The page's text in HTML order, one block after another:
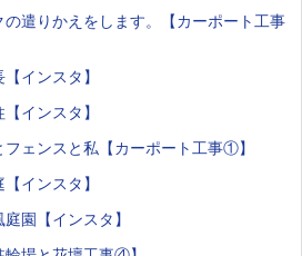
遣りかえをします。【カーポート工事
インスタ】
インスタ】
ェンスと私【カーポート工事①】
インスタ】
園【インスタ】